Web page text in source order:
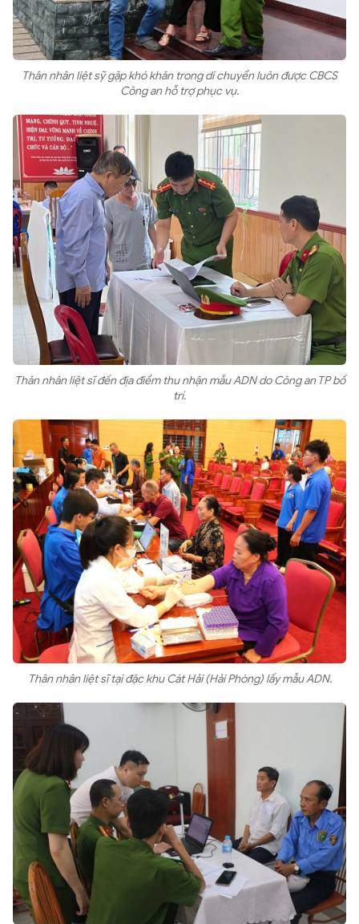
Thân nhân liệt sỹ gặp khó khăn trong di chuyển luôn được CBCS
Công an hỗ trợ phục vụ.
Thân nhân liệt sĩ đến địa điểm thu nhận mẫu ADN do Công an TP bố
trí.
Thân nhân liệt sĩ tại đặc khu Cát Hải (Hải Phòng) lấy mẫu ADN.